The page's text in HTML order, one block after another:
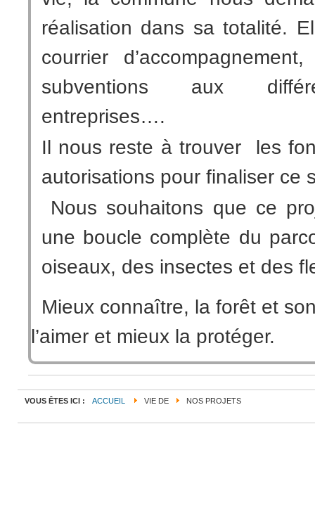
réalisation dans sa totalité.
courrier
subventions aux
entreprises….
Il nous reste à trouver les
autorisations pour finaliser ce
Nous souhaitons que ce
une boucle complète du
oiseaux, des insectes et des
Mieux connaître, la forêt et
l’aimer et mieux la protéger.
VOUS ÊTES ICI : ACCUEIL VIE DE NOS PROJETS